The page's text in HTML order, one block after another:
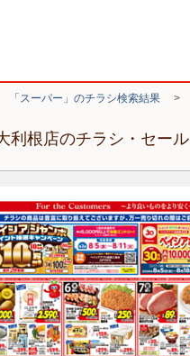
「スーパー」のチラシ検索結果 >
利根店のチラシ・セール